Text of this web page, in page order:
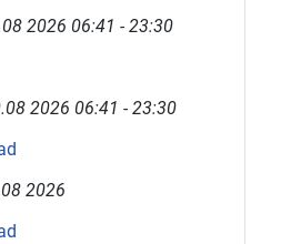
2026 06:41 - 23:30
2026 06:41 - 23:30
2026